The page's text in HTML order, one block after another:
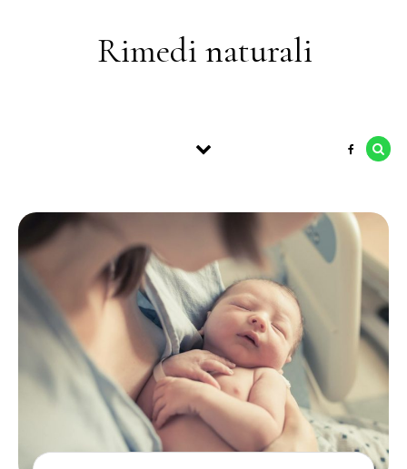
Rimedi naturali